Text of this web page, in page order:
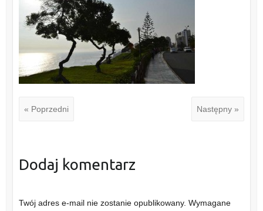
« Poprzedni Następny »
Dodaj komentarz
Twój adres e-mail nie zostanie opublikowany. Wymagane